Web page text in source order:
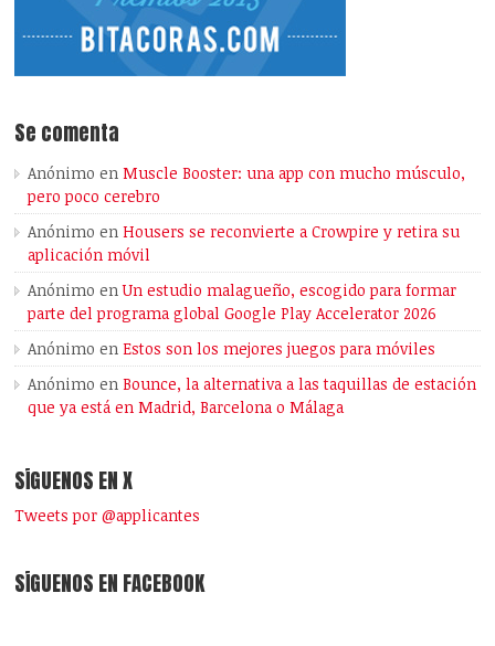
Se comenta
Anónimo enMuscle Booster: una app con mucho músculo,
pero poco cerebro
Anónimo enHousers se reconvierte a Crowpire y retira su
aplicación móvil
Anónimo enUn estudio malagueño, escogido para formar
parte del programa global Google Play Accelerator 2026
Anónimo enEstos son los mejores juegos para móviles
Anónimo enBounce, la alternativa a las taquillas de estación
que ya está en Madrid, Barcelona o Málaga
SÍGUENOS EN X
Tweets por @applicantes
SÍGUENOS EN FACEBOOK